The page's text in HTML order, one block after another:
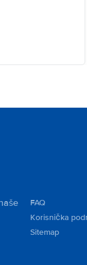
FAQ
Korisnička
Sitemap